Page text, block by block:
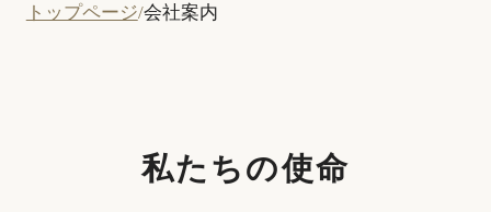
トップページ 会社案内
私たちの使命